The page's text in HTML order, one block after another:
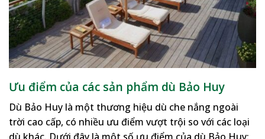
Ưu điểm của các sản phẩm dù Bảo Huy
Dù Bảo Huy là một thương hiệu dù che nắng ngoài
trời cao cấp, có nhiều ưu điểm vượt trội so với các loại